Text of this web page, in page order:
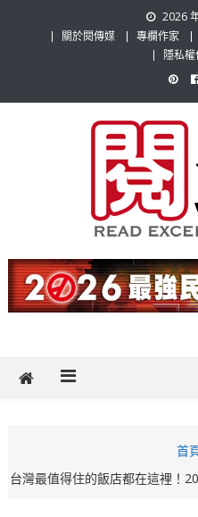
2026
關於閱傳媒
專欄作家
隱私
閱政治 Read
題，也要專業評論，閱政治與多
讓讀者有最多
首
台灣最值得住的飯店都在這裡！